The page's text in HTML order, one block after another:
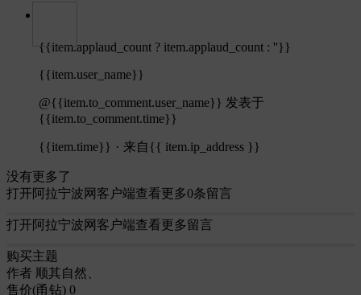
{{item.applaud_count ? item.applaud_count : ''}}
{{item.user_name}}
@{{item.to_comment.user_name}} 发表于
{{item.to_comment.time}}
{{item.time}} · 来自{{ item.ip_address }}
没有更多了
打开阿拉宁波网客户端查看更多0条留言
打开阿拉宁波网客户端查看更多留言
购买主题
作者 顺其自然、
售价(甬钻) 0